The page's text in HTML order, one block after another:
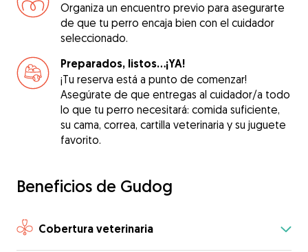
Organiza un encuentro previo para asegurarte
de que tu perro encaja bien con el cuidador
seleccionado.
Preparados, listos...¡YA!
¡Tu reserva está a punto de comenzar!
Asegúrate de que entregas al cuidador/a todo
lo que tu perro necesitará: comida suficiente,
su cama, correa, cartilla veterinaria y su juguete
favorito.
Beneficios de Gudog
Cobertura veterinaria